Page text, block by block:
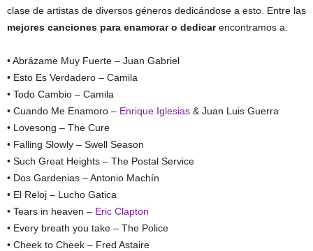
clase de artistas de diversos géneros dedicándose a esto. Entre las
mejores canciones para enamorar o dedicarencontramos a:
• Abrázame Muy Fuerte – Juan Gabriel
• Esto Es Verdadero – Camila
• Todo Cambio – Camila
• Cuando Me Enamoro – Enrique Iglesias & Juan Luis Guerra
• Lovesong – The Cure
• Falling Slowly – Swell Season
• Such Great Heights – The Postal Service
• Dos Gardenias – Antonio Machín
• El Reloj – Lucho Gatica
• Tears in heaven – Eric Clapton
• Every breath you take – The Police
• Cheek to Cheek – Fred Astaire